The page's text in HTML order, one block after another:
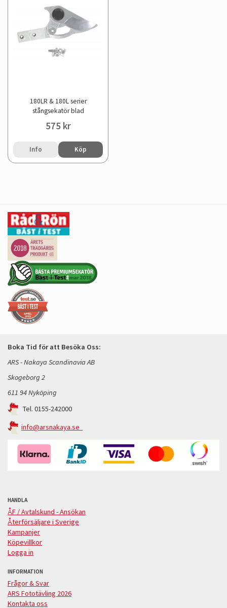
180LR & 180L serier
stångsekatör blad
575 kr
Info Köp
Boka Tid för att Besöka Oss:
ARS - Nakaya Scandinavia AB
Skogeborg 2
611 94 Nyköping
Tel. 0155-242000
info@arsnakaya.se
HANDLA
ÅF / Avtalskund - Ansökan
Återförsäljare i Sverige
Kampanjer
Köpevillkor
Logga in
INFORMATION
Frågor & Svar
ARS Fototävling 2026
Kontakta oss